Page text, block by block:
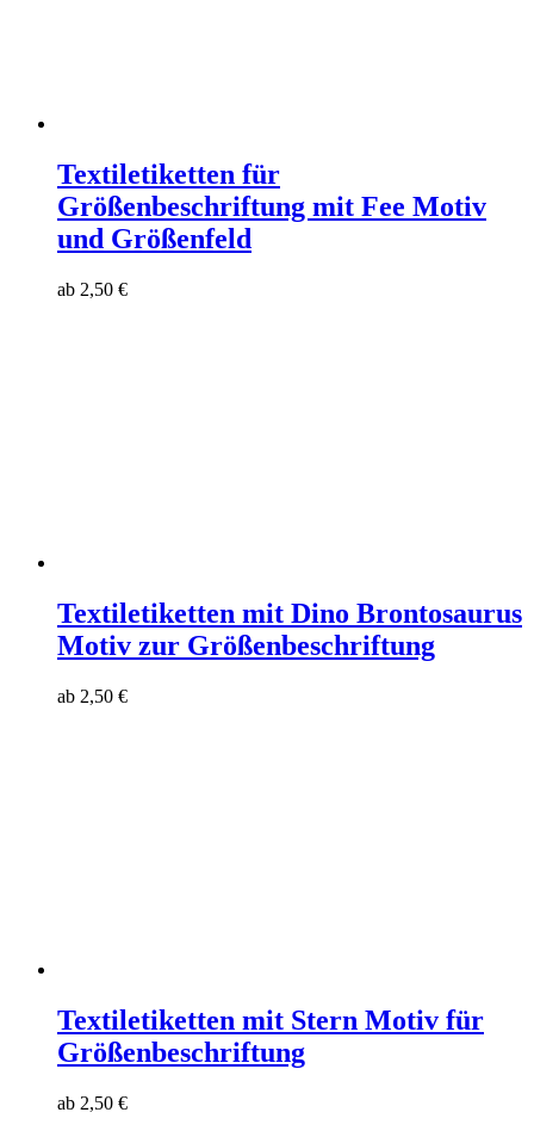
Textiletiketten für
Größenbeschriftung mit Fee Motiv
und Größenfeld
ab 2,50 €
Textiletiketten mit Dino Brontosaurus
Motiv zur Größenbeschriftung
ab 2,50 €
Textiletiketten mit Stern Motiv für
Größenbeschriftung
ab 2,50 €